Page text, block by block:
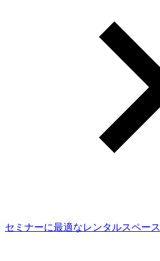
セミナーに最適なレンタルスペース